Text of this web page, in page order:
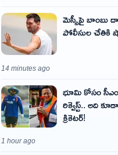
మెస్సీపై బాంబు
పోలీసుల చేతికి
14 minutes ago
భూమి కోసం
రిక్వెస్ట్‌.. అది
క్రికెట‌ర్‌!
1 hour ago